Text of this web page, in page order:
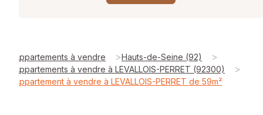
Appartements à vendre >Hauts-de-Seine (92) >
Appartements à vendre à LEVALLOIS-PERRET (92300) >
Appartement à vendre à LEVALLOIS-PERRET de 59m²